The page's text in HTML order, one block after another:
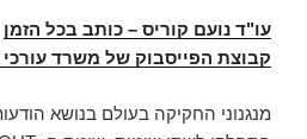
עו"ד נועם קוריס – כותב בכל הזמן
קבוצת הפייסבוק של משרד עורכי
מנגנוני החקיקה בעולם בנושא